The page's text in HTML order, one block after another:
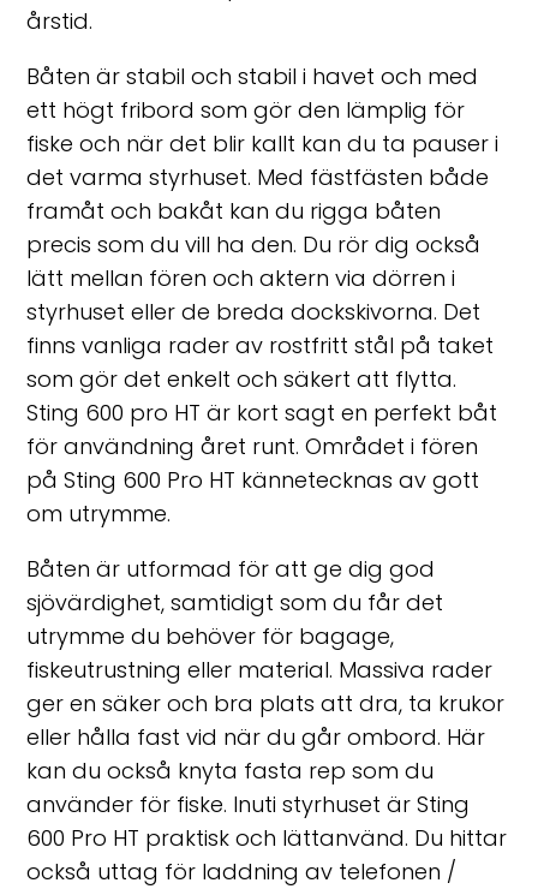
årstid.
Båten är stabil och stabil i havet och med
ett högt fribord som gör den lämplig för
fiske och när det blir kallt kan du ta pauser i
det varma styrhuset. Med fästfästen både
framåt och bakåt kan du rigga båten
precis som du vill ha den. Du rör dig också
lätt mellan fören och aktern via dörren i
styrhuset eller de breda dockskivorna. Det
finns vanliga rader av rostfritt stål på taket
som gör det enkelt och säkert att flytta.
Sting 600 pro HT är kort sagt en perfekt båt
för användning året runt. Området i fören
på Sting 600 Pro HT kännetecknas av gott
om utrymme.
Båten är utformad för att ge dig god
sjövärdighet, samtidigt som du får det
utrymme du behöver för bagage,
fiskeutrustning eller material. Massiva rader
ger en säker och bra plats att dra, ta krukor
eller hålla fast vid när du går ombord. Här
kan du också knyta fasta rep som du
använder för fiske. Inuti styrhuset är Sting
600 Pro HT praktisk och lättanvänd. Du hittar
också uttag för laddning av telefonen /